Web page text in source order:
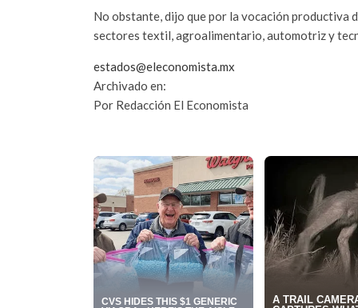
No obstante, dijo que por la vocación productiva
sectores textil, agroalimentario, automotriz y
estados@eleconomista.mx
Archivado en:
Por Redacción El Economista